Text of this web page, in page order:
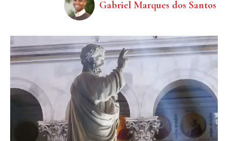
Gabriel Marques dos Santos